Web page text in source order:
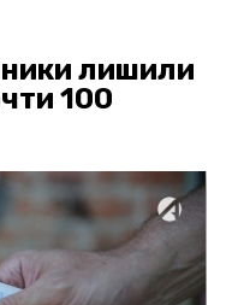
лишили
100